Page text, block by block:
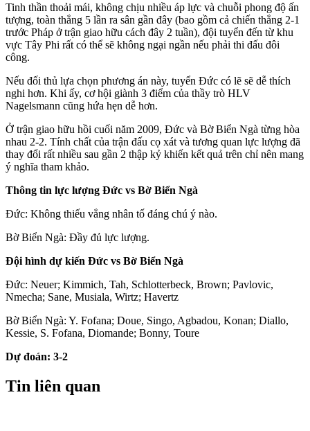
Tinh thần thoải mái, không chịu nhiều áp lực và chuỗi phong độ ấn
tượng, toàn thắng 5 lần ra sân gần đây (bao gồm cả chiến thắng 2-1
trước Pháp ở trận giao hữu cách đây 2 tuần), đội tuyển đến từ khu
vực Tây Phi rất có thể sẽ không ngại ngần nếu phải thi đấu đôi
công.
Nếu đối thủ lựa chọn phương án này, tuyển Đức có lẽ sẽ dễ thích
nghi hơn. Khi ấy, cơ hội giành 3 điểm của thầy trò HLV
Nagelsmann cũng hứa hẹn dễ hơn.
Ở trận giao hữu hồi cuối năm 2009, Đức và Bờ Biển Ngà từng hòa
nhau 2-2. Tính chất của trận đấu cọ xát và tương quan lực lượng đã
thay đổi rất nhiều sau gần 2 thập kỷ khiến kết quả trên chỉ nên mang
ý nghĩa tham khảo.
Thông tin lực lượng Đức vs Bờ Biển Ngà
Đức: Không thiếu vắng nhân tố đáng chú ý nào.
Bờ Biển Ngà: Đầy đủ lực lượng.
Đội hình dự kiến Đức vs Bờ Biển Ngà
Đức: Neuer; Kimmich, Tah, Schlotterbeck, Brown; Pavlovic,
Nmecha; Sane, Musiala, Wirtz; Havertz
Bờ Biển Ngà: Y. Fofana; Doue, Singo, Agbadou, Konan; Diallo,
Kessie, S. Fofana, Diomande; Bonny, Toure
Dự đoán: 3-2
Tin liên quan